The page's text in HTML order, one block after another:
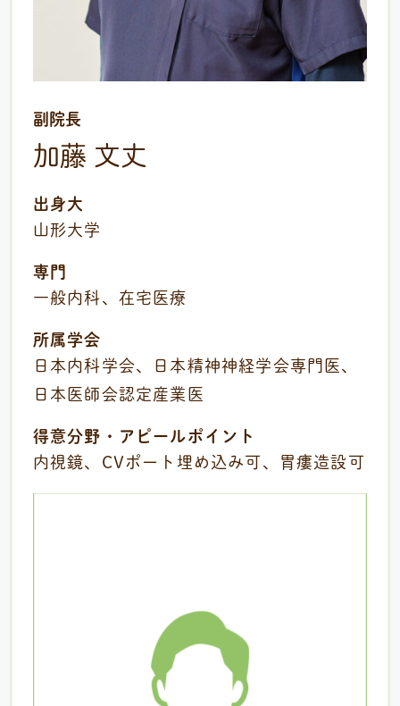
副院長
加藤 文丈
出身大
山形大学
専門
一般内科、在宅医療
所属学会
日本内科学会、日本精神神経学会専門医、
日本医師会認定産業医
得意分野・アピールポイント
内視鏡、CVポート埋め込み可、胃瘻造設可